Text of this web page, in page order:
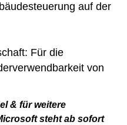
auf der
Für die
von
& für weitere
steht ab sofort